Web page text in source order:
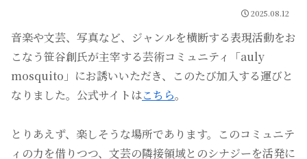
2025.08.12
音楽や文芸、写真など、ジャンルを横断する表現活動をお
こなう笹谷創氏が主宰する芸術コミュニティ「auly
mosquito」にお誘いいただき、このたび加入する運びと
なりました。公式サイトはこちら。
とりあえず、楽しそうな場所であります。このコミュニテ
ィの力を借りつつ、文芸の隣接領域とのシナジーを活発に